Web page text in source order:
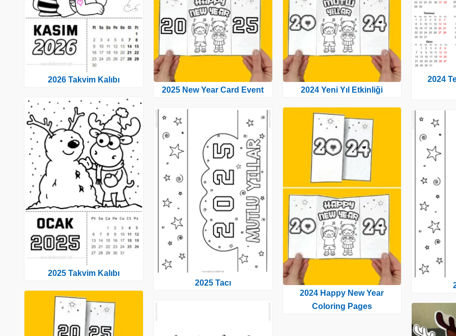
2026 Takvim Kalıbı
2025 Takvim Kalıbı
2025 New Year Card Event
2025 Tacı
2024 Yeni Yıl Etkinliği
2024 Happy New Year
Coloring Pages
2024